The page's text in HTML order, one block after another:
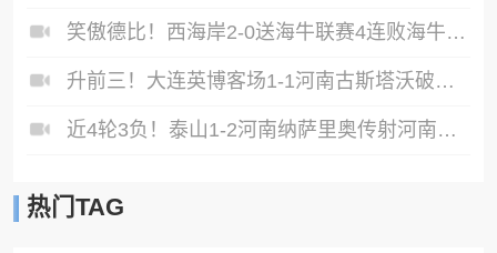
笑傲德比！西海岸2-0送海牛联赛4连败海牛仍垫底西海岸升至第二
升前三！大连英博客场1-1河南古斯塔沃破门19岁杨铭锐替补扳平
近4轮3负！泰山1-2河南纳萨里奥传射河南终结17年客场不胜泰山
热门TAG